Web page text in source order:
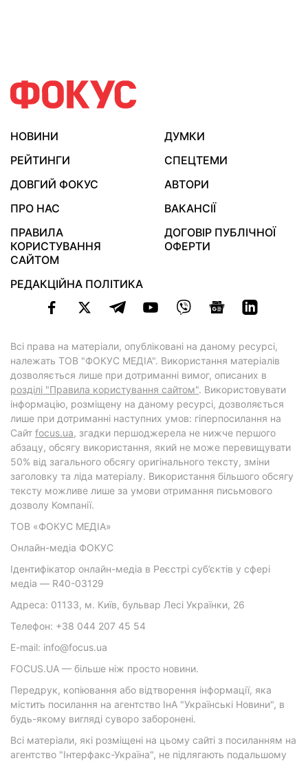
НОВИНИ
ДУМКИ
РЕЙТИНГИ
СПЕЦТЕМИ
ДОВГИЙ ФОКУС
АВТОРИ
ПРО НАС
ВАКАНСІЇ
ПРАВИЛА
КОРИСТУВАННЯ
САЙТОМ
ДОГОВІР ПУБЛІЧНОЇ
ОФЕРТИ
РЕДАКЦІЙНА ПОЛІТИКА
Всі права на матеріали, опубліковані на даному ресурсі,
належать ТОВ "ФОКУС МЕДІА". Використання матеріалів
дозволяється лише при дотриманні вимог, описаних в
розділі "Правила користування сайтом". Використовувати
інформацію, розміщену на даному ресурсі, дозволяється
лише при дотриманні наступних умов: гіперпосилання на
Cайт focus.ua, згадки першоджерела не нижче першого
абзацу, обсягу використання, який не може перевищувати
50% від загального обсягу оригінального тексту, зміни
заголовку та ліда матеріалу. Використання більшого обсягу
тексту можливе лише за умови отримання письмового
дозволу Компанії.
ТОВ «ФОКУС МЕДІА»
Онлайн-медіа ФОКУС
Ідентифікатор онлайн-медіа в Реєстрі суб’єктів у сфері
медіа — R40-03129
Адреса: 01133, м. Київ, бульвар Лесі Українки, 26
Телефон: +38 044 207 45 54
E-mail: info@focus.ua
FOCUS.UA — більше ніж просто новини.
Передрук, копіювання або відтворення інформації, яка
містить посилання на агентство ІнА "Українські Новини", в
будь-якому вигляді суворо заборонені.
Всі матеріали, які розміщені на цьому сайті з посиланням на
агентство "Інтерфакс-Україна", не підлягають подальшому